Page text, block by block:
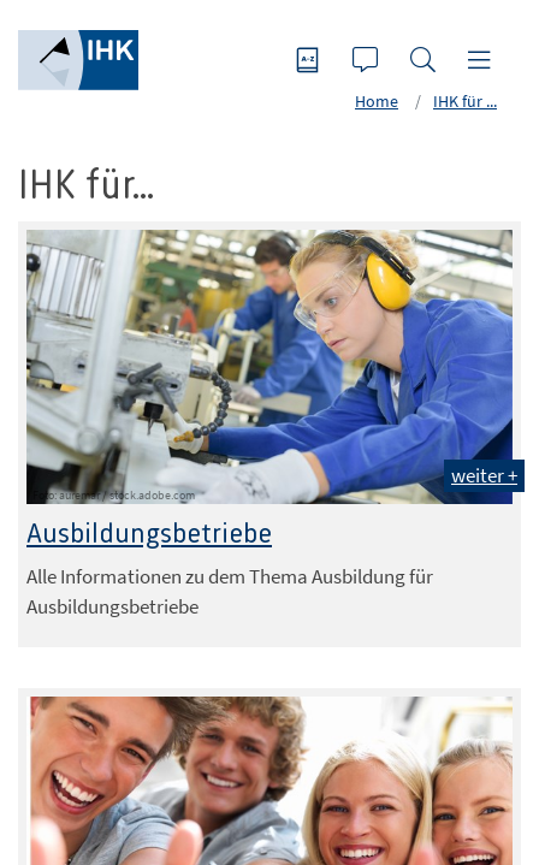
Home IHK für ...
IHK für...
Foto: auremar / stock.adobe.com
weiter +
Ausbildungsbetriebe
Alle Informationen zu dem Thema Ausbildung für
Ausbildungsbetriebe